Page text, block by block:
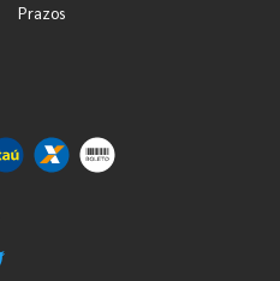
Prazos